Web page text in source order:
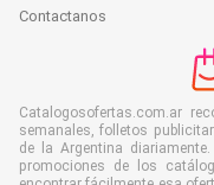
Contactanos
Catalogosofertas.com.ar
semanales, folletos
de la Argentina
promociones de los